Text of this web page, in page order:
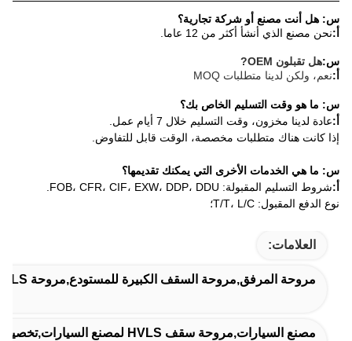
س: هل أنت مصنع أو شركة تجارية؟
نحن مصنع الذي أنشأ أكثر من 12 عاما.
س:هل تقبلون OEM
?
نعم، ولكن لدينا متطلبات MOQ
س: ما هو وقت التسليم الخاص بك؟
عادة لدينا مخزون، وقت التسليم خلال 7 أيام عمل.
إذا كانت هناك متطلبات مخصصة، الوقت قابل للتفاوض.
س: ما هي الخدمات الأخرى التي يمكنك تقديمها؟
شروط التسليم المقبولة: FOB، CFR، CIF، EXW، DDP، DDU.
نوع الدفع المقبول: T/T، L/C؛
العلامات:
مروحة المرفق,مروحة السقف الكبيرة للمستودع,مروحة HVLS الكبيرة
مصنع السيارات,مروحة سقف HVLS لمصنع السيارات,تخصيص HVLS المروحة التجارية